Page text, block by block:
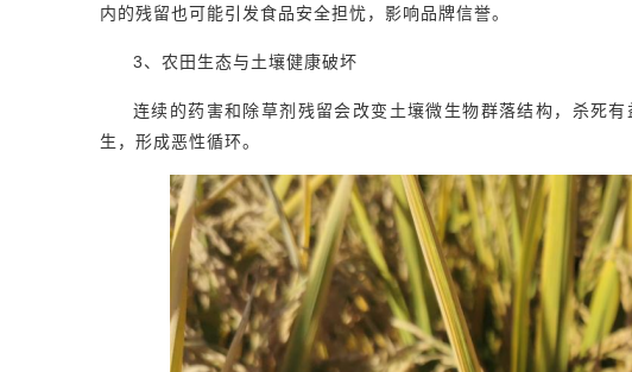
内的残留也可能引发食品安全担忧，影响品牌信誉。
3、农田生态与土壤健康破坏
连续的药害和除草剂残留会改变土壤微生物群落结构，杀死
生，形成恶性循环。